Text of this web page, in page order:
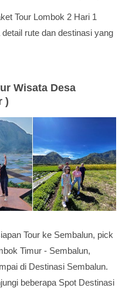
Tour Lombok 2 Hari 1
rute dan destinasi yang
Wisata Desa
)
Tour ke Sembalun, pick
Timur - Sembalun,
di Destinasi Sembalun.
beberapa Spot Destinasi